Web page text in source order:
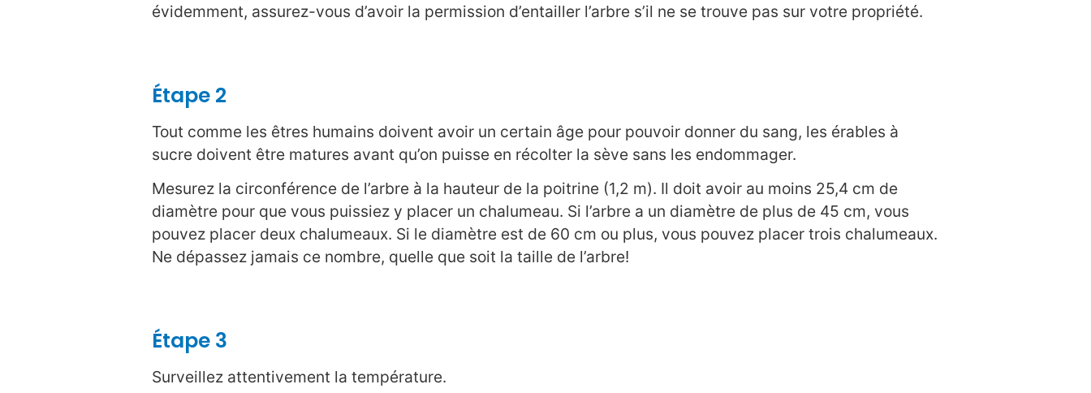
évidemment, assurez-vous d’avoir la permission d’entailler l’arbre s’il ne se trouve pas sur votre propriété.
Étape 2
Tout comme les êtres humains doivent avoir un certain âge pour pouvoir donner du sang, les érables à
sucre doivent être matures avant qu’on puisse en récolter la sève sans les endommager.
Mesurez la circonférence de l’arbre à la hauteur de la poitrine (1,2 m). Il doit avoir au moins 25,4 cm de
diamètre pour que vous puissiez y placer un chalumeau. Si l’arbre a un diamètre de plus de 45 cm, vous
pouvez placer deux chalumeaux. Si le diamètre est de 60 cm ou plus, vous pouvez placer trois chalumeaux.
Ne dépassez jamais ce nombre, quelle que soit la taille de l’arbre!
Étape 3
Surveillez attentivement la température.